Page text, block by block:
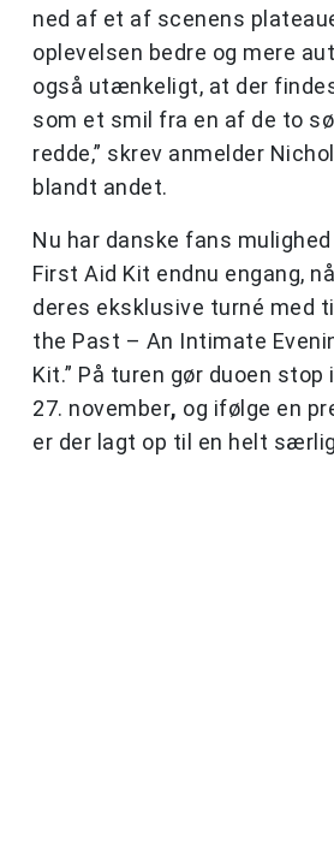
ned af et af scenens
oplevelsen bedre og mere
også utænkeligt, at der
som et smil fra en af de to
redde,” skrev anmelder
blandt andet.
Nu har danske fans
First Aid Kit endnu engang,
deres eksklusive turné med
the Past – An Intimate
Kit.” På turen gør duoen stop
27. november, og ifølge en
er der lagt op til en helt